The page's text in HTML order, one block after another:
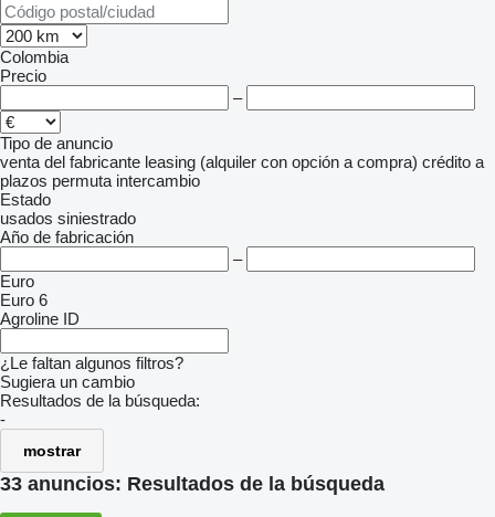
Colombia
Precio
–
Tipo de anuncio
venta del fabricante leasing (alquiler con opción a compra) crédito a
plazos permuta intercambio
Estado
usados siniestrado
Año de fabricación
–
Euro
Euro 6
Agroline ID
¿Le faltan algunos filtros?
Sugiera un cambio
Resultados de la búsqueda:
-
mostrar
33 anuncios: Resultados de la búsqueda